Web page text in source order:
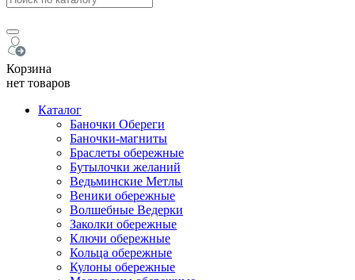
Корзина
нет товаров
Каталог
Баночки Обереги
Баночки-магниты
Браслеты обережные
Бутылочки желаний
Ведьминские Метлы
Веники обережные
Волшебные Ведерки
Заколки обережные
Ключи обережные
Кольца обережные
Кулоны обережные